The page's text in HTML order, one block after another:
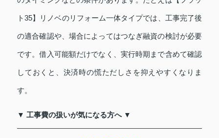
ト35】リノベのリフォーム一体タイプでは、工事完了後
の適合確認や、場合によってはつなぎ融資の検討が必要
です。借入可能額だけでなく、実行時期まで含めて確認
しておくと、決済時の慌ただしさを抑えやすくなりま
す。
▼ 工事費の扱いが気になる方へ ▼